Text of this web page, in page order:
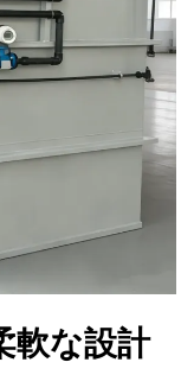
軟な設計